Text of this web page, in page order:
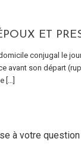
ET
conjugal le
avant son départ
[…]
à votre question